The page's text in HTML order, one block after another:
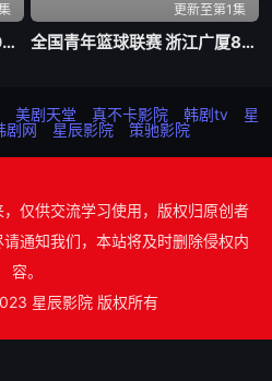
浙BA 磐安74-91永康20260805
更新至第1集
全国青年篮球联赛 浙江广厦81-70山东山高20260805
美剧天堂 真不卡影院 韩剧tv
星
剧网 星辰影院 策驰影院
仅供交流学习使用，版权归原创者
通知我们，本站将及时删除侵权内
容。
星辰影院 版权所有